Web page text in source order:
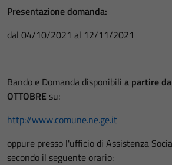
Presentazione domanda:
dal 04/10/2021 al 12/11/2021
Bando e Domanda disponibili a partire
OTTOBRE su:
http://www.comune.ne.ge.it
oppure presso l'ufficio di Assistenza
secondo il seguente orario: